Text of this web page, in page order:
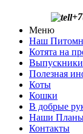
Меню
Наш
Котята на
Выпускники
Полезная
Коты
Кошки
В добрые
Наши
Контакты